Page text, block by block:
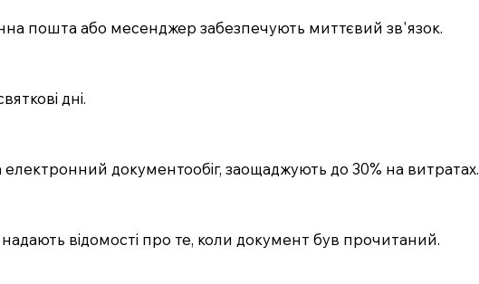
пошта або месенджер забезпечують миттєвий зв'язок.
дні.
електронний документообіг, заощаджують до 30% на витратах.
відомості про те, коли документ був прочитаний.